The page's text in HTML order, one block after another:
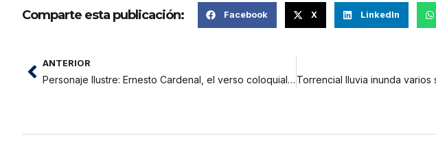
Comparte esta publicación: Facebook X LinkedIn
ANTERIOR
Personaje Ilustre: Ernesto Cardenal, el verso coloquial, cotidiano y militante